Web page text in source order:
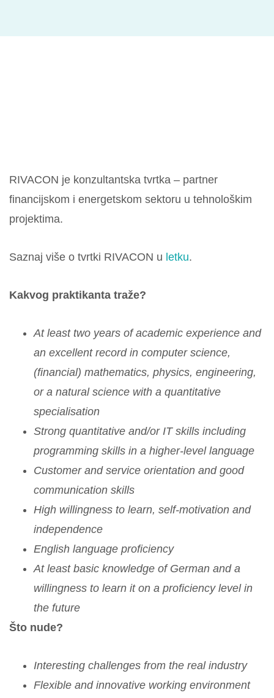
RIVACON je konzultantska tvrtka – partner
financijskom i energetskom sektoru u tehnološkim
projektima.
Saznaj više o tvrtki RIVACON u letku.
Kakvog praktikanta traže?
At least two years of academic experience and
an excellent record in computer science,
(financial) mathematics, physics, engineering,
or a natural science with a quantitative
specialisation
Strong quantitative and/or IT skills including
programming skills in a higher-level language
Customer and service orientation and good
communication skills
High willingness to learn, self-motivation and
independence
English language proficiency
At least basic knowledge of German and a
willingness to learn it on a proficiency level in
the future
Što nude?
Interesting challenges from the real industry
Flexible and innovative working environment